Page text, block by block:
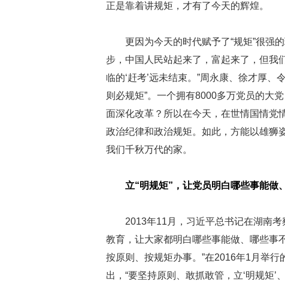
正是靠着讲规矩，才有了今天的辉煌。
更因为今天的时代赋予了“规矩”很强
步，中国人民站起来了，富起来了，但我
临的‘赶考’远未结束。”周永康、徐才厚、
则必规矩”。一个拥有8000多万党员的大
面深化改革？所以在今天，在世情国情党
政治纪律和政治规矩。如此，方能以雄狮
我们千秋万代的家。
立“明规矩”，让党员明白哪些事能做
2013年11月，习近平总书记在湖南
教育，让大家都明白哪些事能做、哪些事
按原则、按规矩办事。”在2016年1月举
出，“要坚持原则、敢抓敢管，立‘明规矩’、